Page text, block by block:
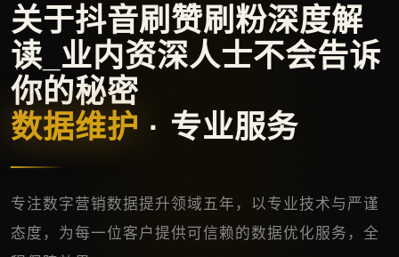
关于抖音刷赞刷粉深度解
读_业内资深人士不会告诉
你的秘密
数据维护 · 专业服务
专注数字营销数据提升领域五年，以专业技术与严谨
态度，为每一位客户提供可信赖的数据优化服务，全